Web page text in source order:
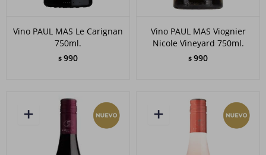
Vino PAUL MAS Le Carignan
750ml.
$ 990
Vino PAUL MAS Viognier
Nicole Vineyard 750ml.
$ 990